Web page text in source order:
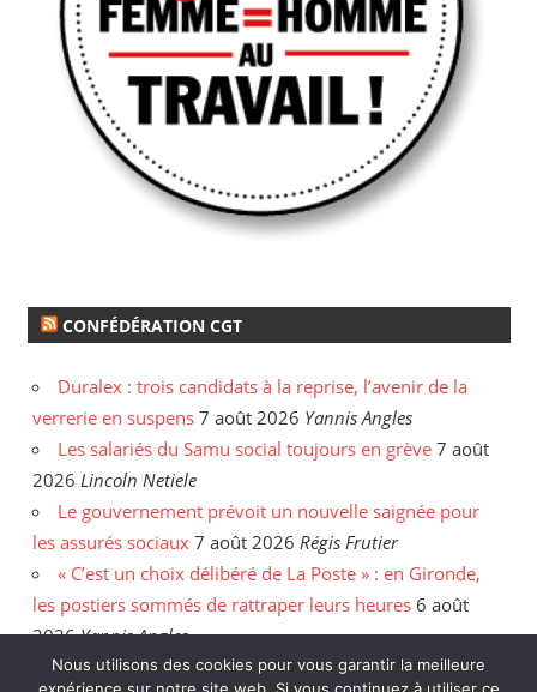
CONFÉDÉRATION CGT
Duralex : trois candidats à la reprise, l’avenir de la
verrerie en suspens 7 août 2026 Yannis Angles
Les salariés du Samu social toujours en grève 7 août
2026 Lincoln Netiele
Le gouvernement prévoit un nouvelle saignée pour
les assurés sociaux 7 août 2026 Régis Frutier
« C’est un choix délibéré de La Poste » : en Gironde,
les postiers sommés de rattraper leurs heures 6 août
2026 Yannis Angles
Élan collectif (10-11) - Max Schmeling, ou l’art de
Nous utilisons des cookies pour vous garantir la meilleure